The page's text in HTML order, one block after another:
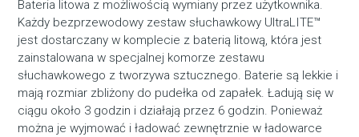
Bateria litowa z możliwością wymiany przez użytkownika.
Każdy bezprzewodowy zestaw słuchawkowy UltraLITE™
jest dostarczany w komplecie z baterią litową, która jest
zainstalowana w specjalnej komorze zestawu
słuchawkowego z tworzywa sztucznego. Baterie są lekkie i
mają rozmiar zbliżony do pudełka od zapałek. Ładują się w
ciągu około 3 godzin i działają przez 6 godzin. Ponieważ
można je wyjmować i ładować zewnętrznie w ładowarce